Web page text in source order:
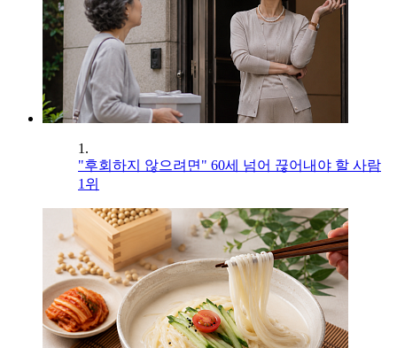
1.
"후회하지 않으려면" 60세 넘어 끊어내야 할 사람
1위